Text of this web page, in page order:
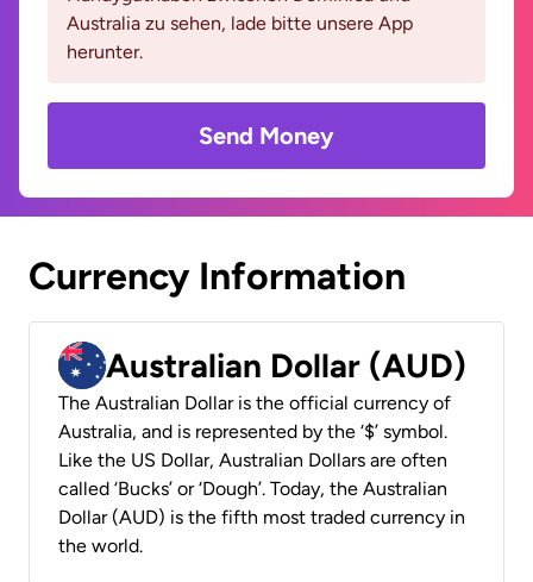
Australia zu sehen, lade bitte unsere App
herunter.
Send Money
Currency Information
Australian Dollar (AUD)
The Australian Dollar is the official currency of
Australia, and is represented by the ‘$’ symbol.
Like the US Dollar, Australian Dollars are often
called ‘Bucks’ or ‘Dough’. Today, the Australian
Dollar (AUD) is the fifth most traded currency in
the world.